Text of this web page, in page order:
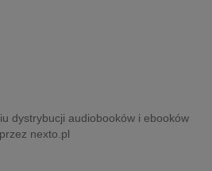
dystrybucji audiobooków i ebooków
przez nexto.pl